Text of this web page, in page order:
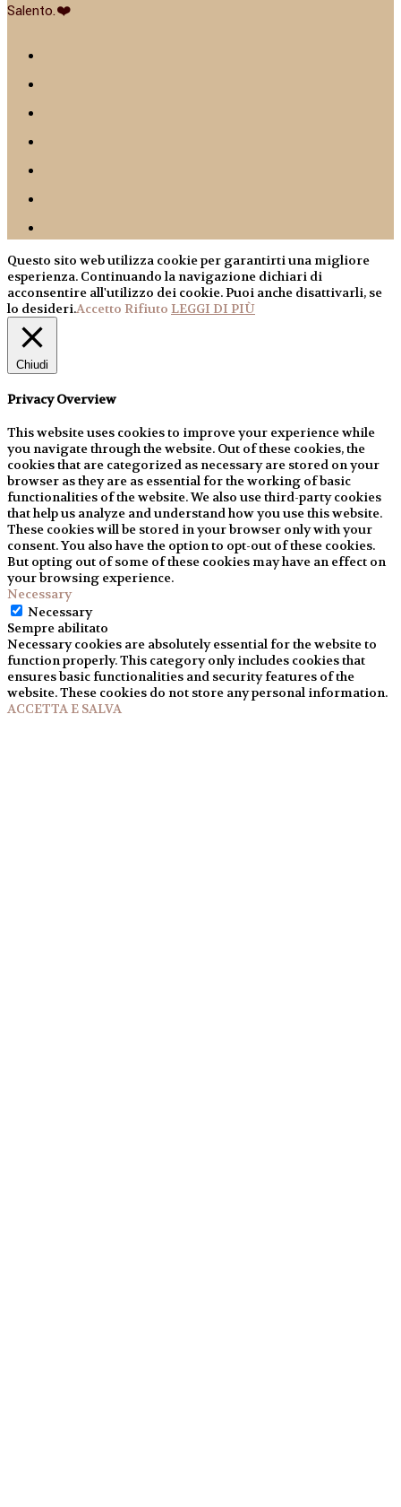
Salento.❤️
Questo sito web utilizza cookie per garantirti una migliore
esperienza. Continuando la navigazione dichiari di
acconsentire all'utilizzo dei cookie. Puoi anche disattivarli, se
lo desideri.Accetto Rifiuto LEGGI DI PIÙ
Chiudi
Privacy Overview
This website uses cookies to improve your experience while
you navigate through the website. Out of these cookies, the
cookies that are categorized as necessary are stored on your
browser as they are as essential for the working of basic
functionalities of the website. We also use third-party cookies
that help us analyze and understand how you use this website.
These cookies will be stored in your browser only with your
consent. You also have the option to opt-out of these cookies.
But opting out of some of these cookies may have an effect on
your browsing experience.
Necessary
Necessary
Sempre abilitato
Necessary cookies are absolutely essential for the website to
function properly. This category only includes cookies that
ensures basic functionalities and security features of the
website. These cookies do not store any personal information.
ACCETTA E SALVA